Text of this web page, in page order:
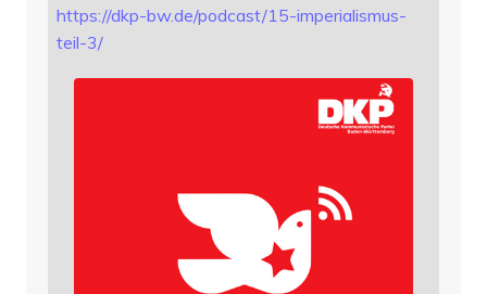
https://dkp-bw.de/podcast/15-imperialismus-
teil-3/